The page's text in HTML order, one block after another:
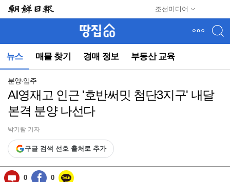
조선미디어
뉴스 매물 찾기 경매 정보 부동산 교육
뉴
(컨
동)
분양·입주
AI영재고 인근 '호반써밋 첨단3지구' 내달
본격 분양 나선다
박기람 기자
구글 검색 선호 출처로 추가
0 0